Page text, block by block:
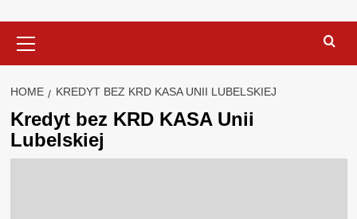
Menu
HOME KREDYT BEZ KRD KASA UNII LUBELSKIEJ
Kredyt bez KRD KASA Unii
Lubelskiej